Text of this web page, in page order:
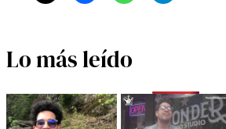
Lo más leído